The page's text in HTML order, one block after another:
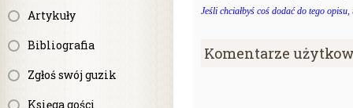
Artykuły
Bibliografia
Zgłoś swój guzik
Księga gości
Jeśli chciałbyś coś dodać do tego
Komentarze